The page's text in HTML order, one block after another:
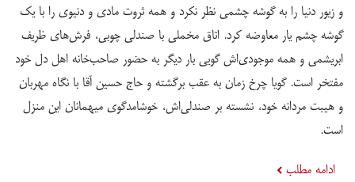
و زیور دنیا را به گوشه چشمی نظر نکرد و همه ثروت مادی و دنیوی را با یک
گوشه چشم یار معاوضه کرد. اتاق مخملی با صندلی چوبی، فرش‌های ظریف
ابریشمی و همه موجودی‌اش گویی بار دیگر به حضور صاحب‌خانه اهل دل خود
مفتخر است. گویا چرخ زمان به عقب برگشته و حاج حسین آقا با نگاه مهربان
و هیبت مردانه خود، نشسته بر صندلی‌اش، خوشامدگوی میهمانان این منزل
است.
ادامه مطلب